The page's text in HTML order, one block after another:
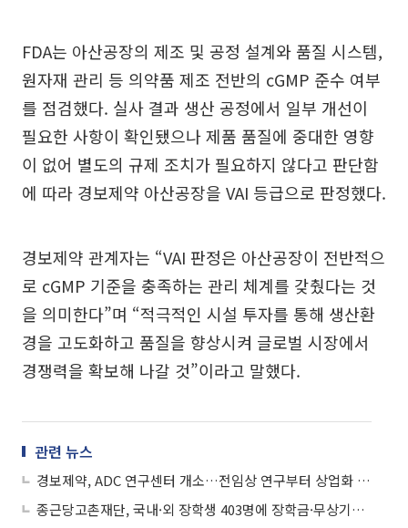
FDA는 아산공장의 제조 및 공정 설계와 품질 시스템,
원자재 관리 등 의약품 제조 전반의 cGMP 준수 여부
를 점검했다. 실사 결과 생산 공정에서 일부 개선이
필요한 사항이 확인됐으나 제품 품질에 중대한 영향
이 없어 별도의 규제 조치가 필요하지 않다고 판단함
에 따라 경보제약 아산공장을 VAI 등급으로 판정했다.
경보제약 관계자는 “VAI 판정은 아산공장이 전반적으
로 cGMP 기준을 충족하는 관리 체계를 갖췄다는 것
을 의미한다”며 “적극적인 시설 투자를 통해 생산환
경을 고도화하고 품질을 향상시켜 글로벌 시장에서
경쟁력을 확보해 나갈 것”이라고 말했다.
관련 뉴스
경보제약, ADC 연구센터 개소…전임상 연구부터 상업화 시스템까지 갖춰
종근당고촌재단, 국내·외 장학생 403명에 장학금·무상기숙사 지원